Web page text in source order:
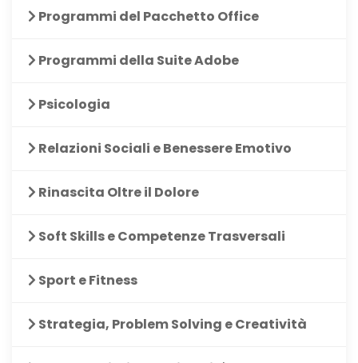
Programmi del Pacchetto Office
Programmi della Suite Adobe
Psicologia
Relazioni Sociali e Benessere Emotivo
Rinascita Oltre il Dolore
Soft Skills e Competenze Trasversali
Sport e Fitness
Strategia, Problem Solving e Creatività